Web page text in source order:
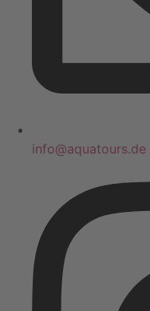
info@aquatours.de